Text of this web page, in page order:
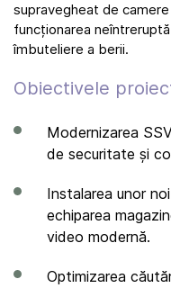
supravegheat de
funcționarea
îmbuteliere a berii.
Obiectivele
Modernizarea
de securitate și
Instalarea unor
echiparea
video modernă.
Optimizarea